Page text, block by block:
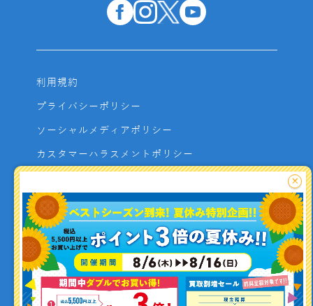
釣り情報を
投稿する
利用規約
プライバシーポリシー
ソーシャルメディアポリシー
カスタマーハラスメントポリシー
よくあるご質問
お問い合わせ
利用者資金の保全方法
×